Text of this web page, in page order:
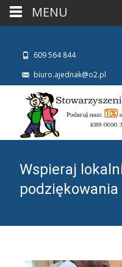
609 564 844
biuro.ajednak@o2.pl
Wspieraj
podziękowania
MENU